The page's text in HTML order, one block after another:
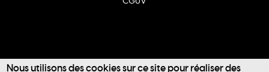
Nous utilisons des cookies sur ce site pour réaliser des